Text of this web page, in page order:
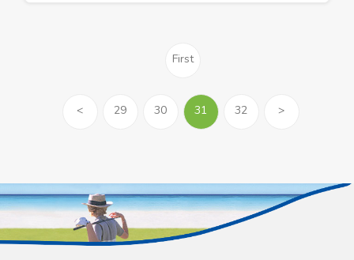
First
< 29 30 31 32 >